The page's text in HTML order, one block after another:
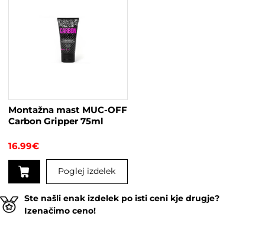
Montažna mast MUC-OFF
Carbon Gripper 75ml
16.99€
Poglej izdelek
Ste našli enak izdelek po isti ceni kje drugje?
Izenačimo ceno!